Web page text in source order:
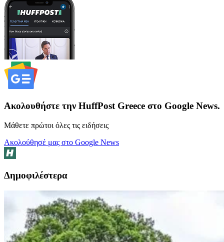
Ακολουθήστε την HuffPost Greece στο Google News.
Μάθετε πρώτοι όλες τις ειδήσεις
Ακολούθησέ μας στο Google News
Δημοφιλέστερα